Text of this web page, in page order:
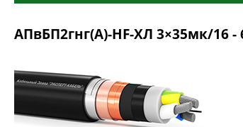
АПвБП2гнг(А)-HF-ХЛ 3×35мк/16 -